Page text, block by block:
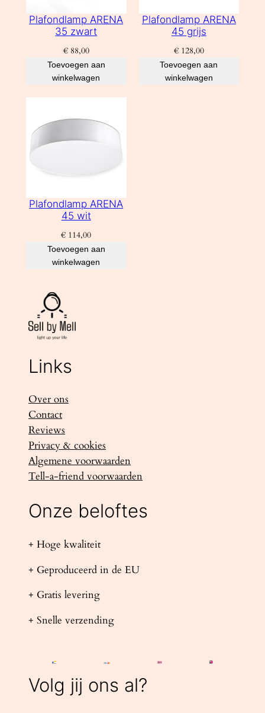
Plafondlamp ARENA
35 zwart
€88,00
Toevoegen aan
winkelwagen
Plafondlamp ARENA
45 grijs
€128,00
Toevoegen aan
winkelwagen
Plafondlamp ARENA
45 wit
€ 114,00
Toevoegen aan
winkelwagen
Links
Over ons
Contact
Reviews
Privacy & cookies
Algemene voorwaarden
Tell-a-friend voorwaarden
Onze beloftes
+ Hoge kwaliteit
+ Geproduceerd in de EU
+ Gratis levering
+ Snelle verzending
Volg jij ons al?